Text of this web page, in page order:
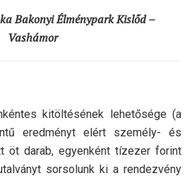
Bakonyi Élménypark Kislőd –
Vashámor
kitöltésének lehetősége (a
eredményt elért személy- és
öt darab, egyenként tízezer forint
sorsolunk ki a rendezvény